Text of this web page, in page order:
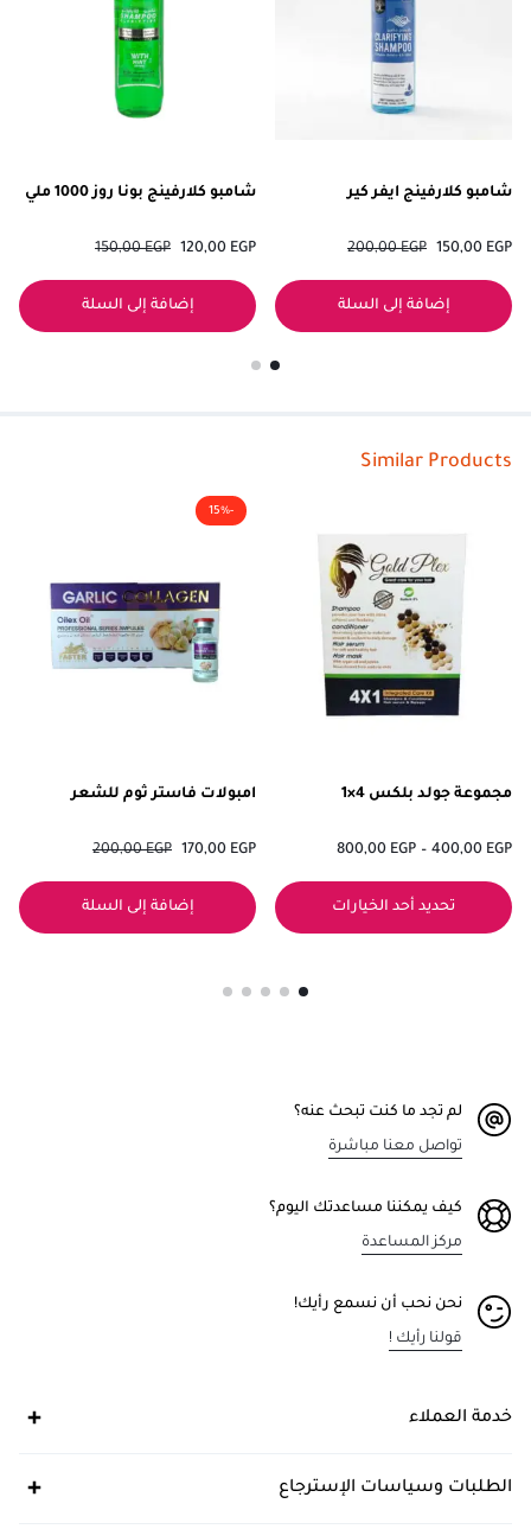
شامبو كلارفينج ايفر كير
150,00 EGP
200,00EGP
إضافة إلى السلة
شامبو كلارفينج بونا روز 1000 ملي
120,00 EGP
150,00EGP
إضافة إلى السلة
Similar Products
مجموعة جولد بلكس 4×1
400,00 EGP
–
800,00 EGP
تحديد أحد الخيارات
-15%
امبولات فاستر ثوم للشعر
170,00 EGP
200,00EGP
إضافة إلى السلة
لم تجد ما كنت تبحث عنه؟
تواصل معنا مباشرة
كيف يمكننا مساعدتك اليوم؟
مركز المساعدة
نحن نحب أن نسمع رأيك!
قولنا رأيك !
خدمة العملاء
الطلبات وسياسات الإسترجاع